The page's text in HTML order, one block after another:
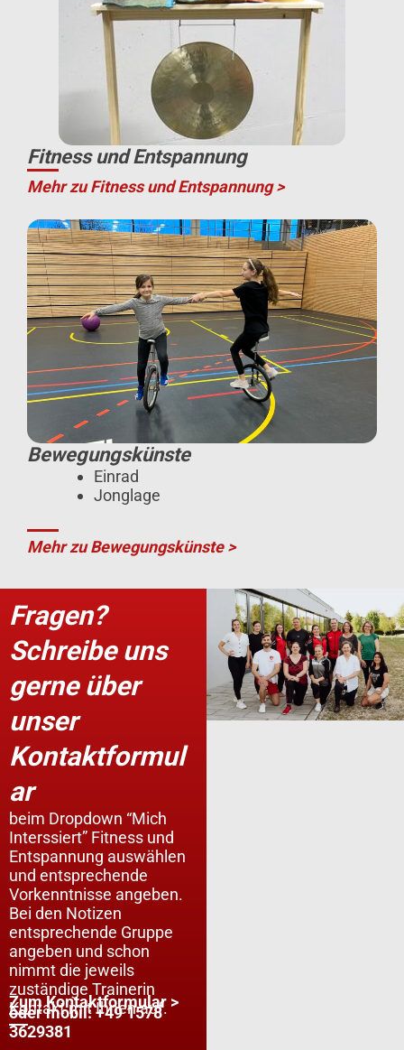
Fitness und Entspannung
Mehr zu Fitness und Entspannung >
Bewegungskünste
Einrad
Jonglage
Mehr zu Bewegungskünste >
Fragen?
Schreibe uns
gerne über
unser
Kontaktformul
ar
beim Dropdown “Mich
Interssiert” Fitness und
Entspannung auswählen
und entsprechende
Vorkenntnisse angeben.
Bei den Notizen
entsprechende Gruppe
angeben und schon
nimmt die jeweils
zuständige Trainerin
Kontakt mit Ihnen auf.
Zum Kontaktformular >
oder mobil: +49 1578
3629381